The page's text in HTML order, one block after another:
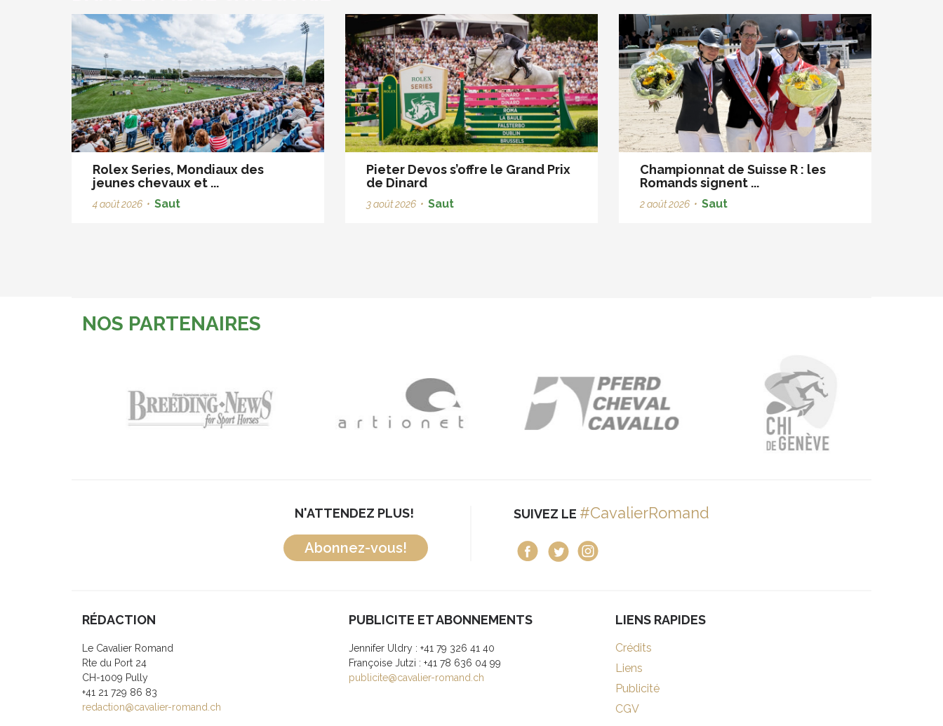
Rolex Series, Mondiaux des
jeunes chevaux et ...
4 août 2026 • Saut
Pieter Devos s’offre le Grand Prix
de Dinard
3 août 2026 • Saut
Championnat de Suisse R : les
Romands signent ...
2 août 2026 • Saut
NOS PARTENAIRES
N'ATTENDEZ PLUS!
Abonnez-vous!
SUIVEZ LE #CavalierRomand
RÉDACTION
Le Cavalier Romand
Rte du Port 24
CH-1009 Pully
+41 21 729 86 83
redaction@cavalier-romand.ch
PUBLICITE ET ABONNEMENTS
Jennifer Uldry : +41 79 326 41 40
Françoise Jutzi : +41 78 636 04 99
publicite@cavalier-romand.ch
LIENS RAPIDES
Crédits
Liens
Publicité
CGV